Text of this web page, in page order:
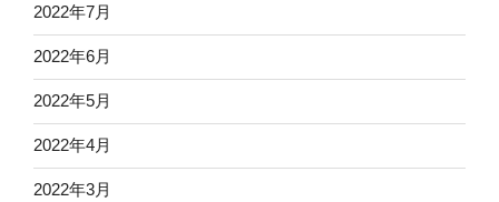
2022年7月
2022年6月
2022年5月
2022年4月
2022年3月